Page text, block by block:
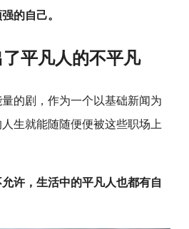
的自己。
平凡人的不平凡
的剧，作为一个以基础新闻为
生就能随随便便被这些职场上
许，生活中的平凡人也都有自